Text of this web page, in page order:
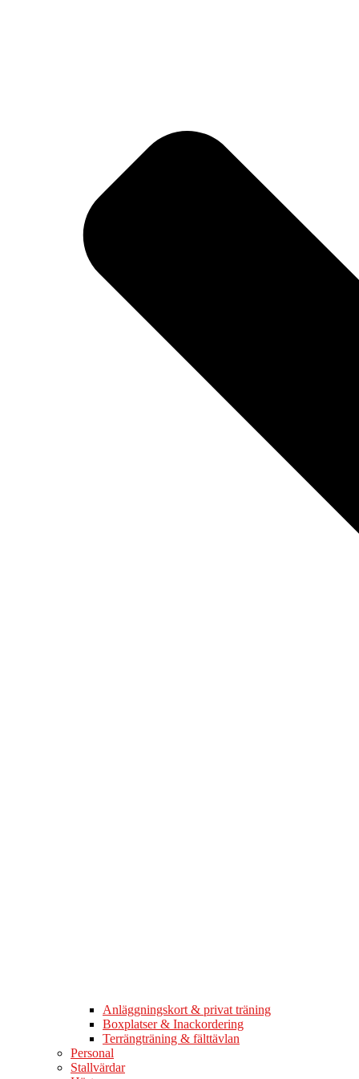
Anläggningskort & privat träning
Boxplatser & Inackordering
Terrängträning & fälttävlan
Personal
Stallvärdar